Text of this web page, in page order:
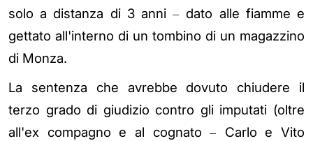
solo a distanza di 3 anni– dato alle fiamme e
gettato all'interno di un tombino di un magazzino
di Monza.
La sentenza che avrebbe dovuto chiudere il
terzo grado di giudizio contro gli imputati (oltre
all'ex compagno e al cognato– Carlo e Vito